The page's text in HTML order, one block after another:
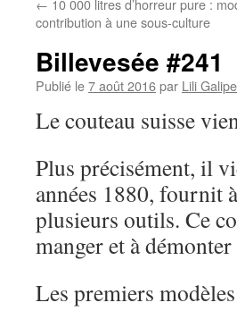
contenu
← 10 000 litres d’horreur pure :
contribution à une sous-culture
Billevesée #241
Publié le7 août 2016par Lili
Le couteau suisse
Plus précisément, il
années 1880, fournit
plusieurs outils. Ce
manger et à
Les premiers